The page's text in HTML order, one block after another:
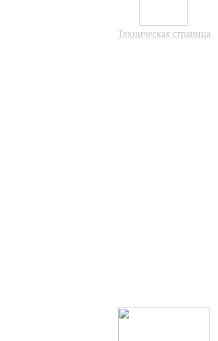
Техническая страница